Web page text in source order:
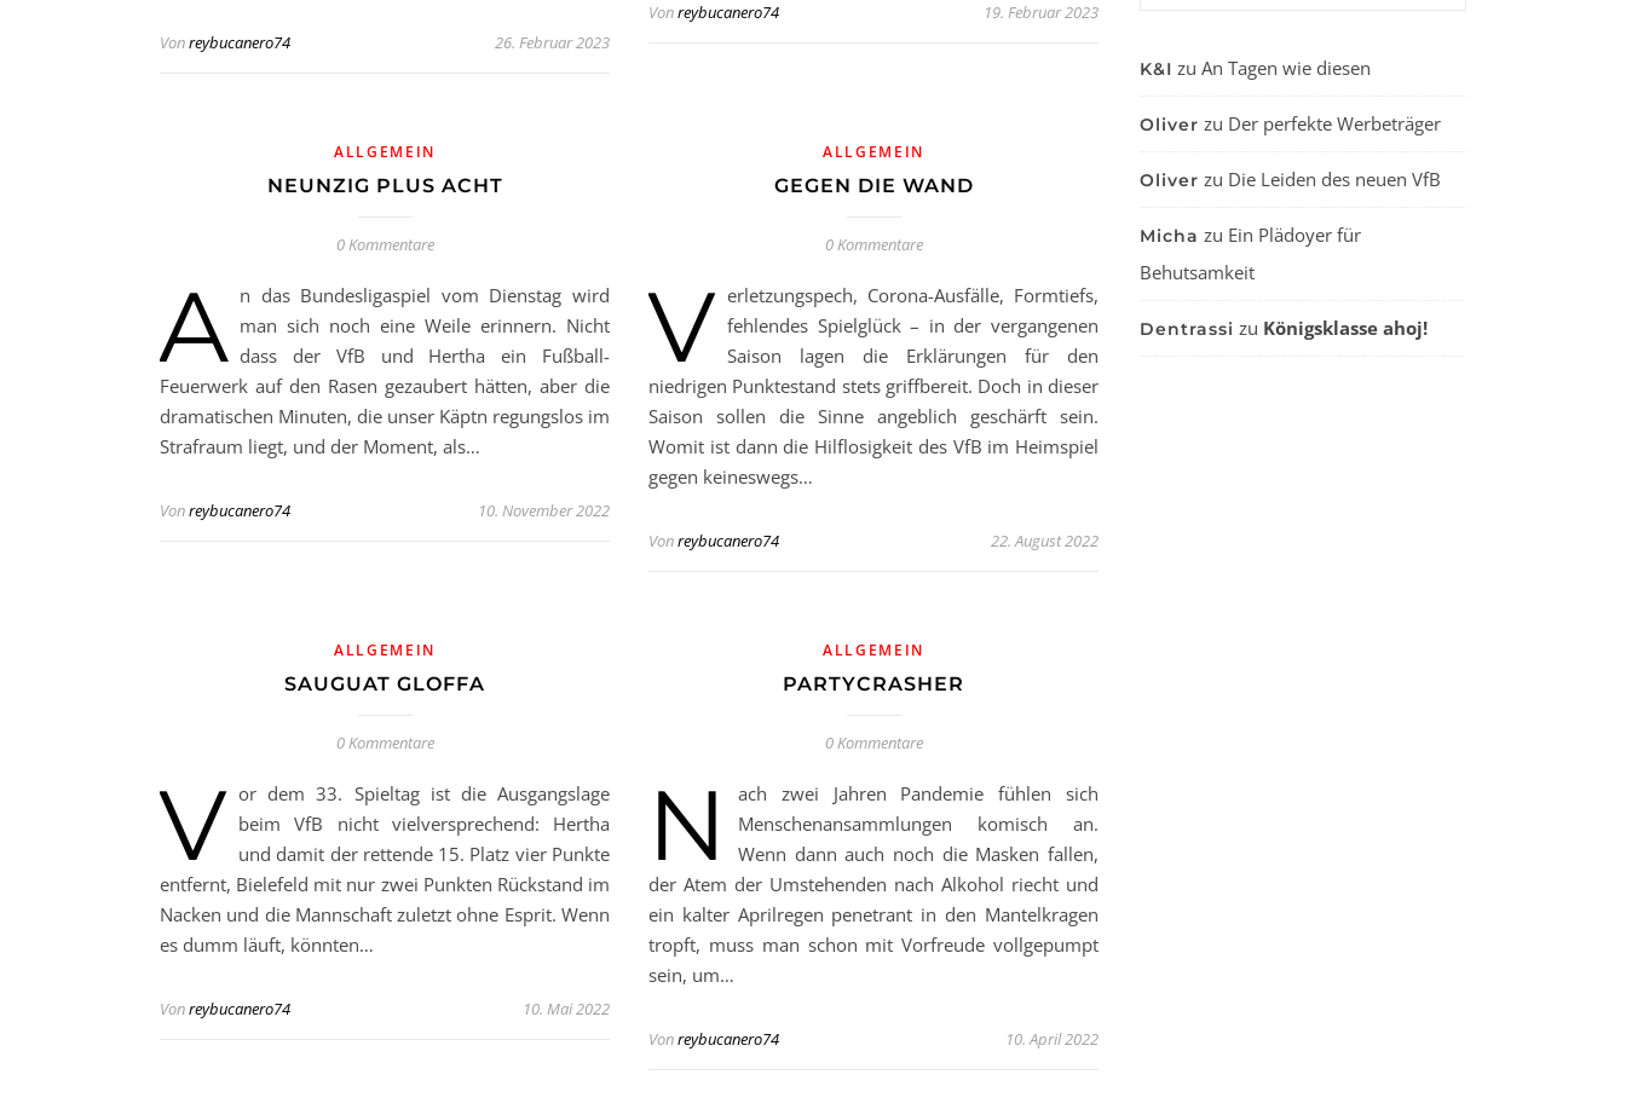
Vonreybucanero74 26. Februar 2023
Vonreybucanero74 19. Februar 2023
ALLGEMEIN
NEUNZIG PLUS ACHT
0 Kommentare
A n das Bundesligaspiel vom Dienstag wird
man sich noch eine Weile erinnern. Nicht
dass der VfB und Hertha ein Fußball-
Feuerwerk auf den Rasen gezaubert hätten, aber die
dramatischen Minuten, die unser Käptn regungslos im
Strafraum liegt, und der Moment, als…
Vonreybucanero74 10. November 2022
ALLGEMEIN
GEGEN DIE WAND
0 Kommentare
V erletzungspech, Corona-Ausfälle, Formtiefs,
fehlendes Spielglück – in der vergangenen
Saison lagen die Erklärungen für den
niedrigen Punktestand stets griffbereit. Doch in dieser
Saison sollen die Sinne angeblich geschärft sein.
Womit ist dann die Hilflosigkeit des VfB im Heimspiel
gegen keineswegs…
Vonreybucanero74 22. August 2022
ALLGEMEIN
SAUGUAT GLOFFA
0 Kommentare
V or dem 33. Spieltag ist die Ausgangslage
beim VfB nicht vielversprechend: Hertha
und damit der rettende 15. Platz vier Punkte
entfernt, Bielefeld mit nur zwei Punkten Rückstand im
Nacken und die Mannschaft zuletzt ohne Esprit. Wenn
es dumm läuft, könnten…
Vonreybucanero74 10. Mai 2022
ALLGEMEIN
PARTYCRASHER
0 Kommentare
N
ach zwei Jahren Pandemie fühlen sich
Menschenansammlungen komisch an.
Wenn dann auch noch die Masken fallen,
der Atem der Umstehenden nach Alkohol riecht und
ein kalter Aprilregen penetrant in den Mantelkragen
tropft, muss man schon mit Vorfreude vollgepumpt
sein, um…
Vonreybucanero74 10. April 2022
K&I zu An Tagen wie diesen
Oliver zu Der perfekte Werbeträger
Oliver zu Die Leiden des neuen VfB
Micha zu Ein Plädoyer für
Behutsamkeit
Dentrassi zu Königsklasse ahoj!